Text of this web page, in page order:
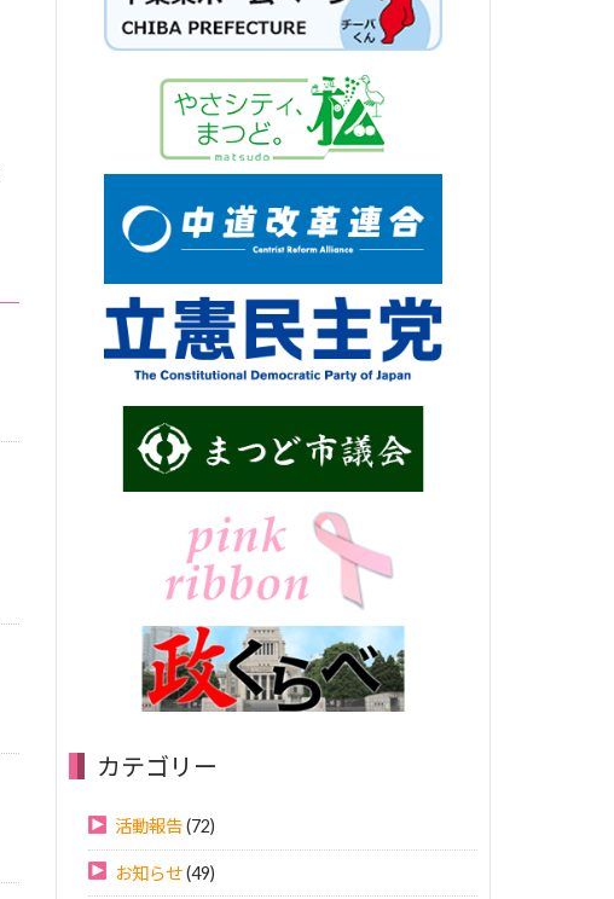
カテゴリー
活動報告(72)
お知らせ(49)